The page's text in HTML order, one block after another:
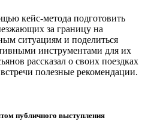
кейс-метода подготовить
за границу на
ситуациям и поделиться
инструментами для их
рассказал о своих поездках
полезные рекомендации.
публичного выступления